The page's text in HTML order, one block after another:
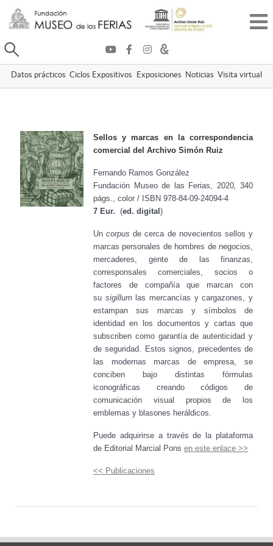
Buscar
Datos prácticos Ciclos Expositivos Exposiciones Noticias Visita virtual
Sellos y marcas en la correspondencia
comercial del Archivo Simón Ruiz
Fernando Ramos González
Fundación Museo de las Ferias, 2020, 340
págs., color / ISBN 978-84-09-24094-4
7 Eur. (ed. digital )
Uncorpus de cerca de novecientos sellos y
marcas personales de hombres de negocios,
mercaderes, gente de las finanzas,
corresponsales comerciales, socios o
factores de compañía que marcan con
su sigillumlas mercancías y cargazones, y
estampan sus marcas y símbolos de
identidad en los documentos y cartas que
subscriben como garantía de autenticidad y
de seguridad. Estos signos, precedentes de
las modernas marcas de empresa, se
conciben bajo distintas fórmulas
iconográficas creando códigos de
comunicación visual propios de los
emblemas y blasones heráldicos.
Puede adquirirse a través de la plataforma
de Editorial Marcial Pons en este enlace >>
<< Publicaciones